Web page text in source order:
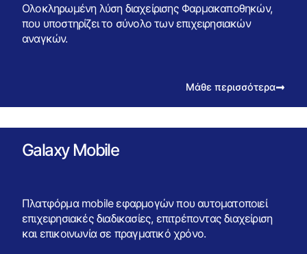
Ολοκληρωμένη λύση διαχείρισης Φαρμακαποθηκών,
που υποστηρίζει το σύνολο των επιχειρησιακών
αναγκών.
Μάθε περισσότερα
Galaxy Mobile
Πλατφόρμα mobile εφαρμογών που αυτοματοποιεί
επιχειρησιακές διαδικασίες, επιτρέποντας διαχείριση
και επικοινωνία σε πραγματικό χρόνο.